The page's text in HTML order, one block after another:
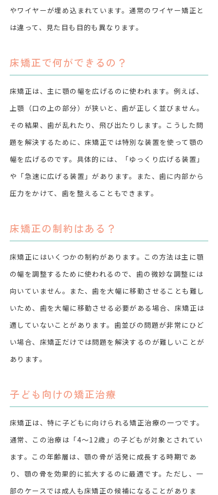
やワイヤーが埋め込まれています。通常のワイヤー矯正と
は違って、見た目も目的も異なります。
床矯正で何ができるの？
床矯正は、主に顎の幅を広げるのに使われます。例えば、
上顎（口の上の部分）が狭いと、歯が正しく並びません。
その結果、歯が乱れたり、飛び出たりします。こうした問
題を解決するために、床矯正では特別な装置を使って顎の
幅を広げるのです。具体的には、「ゆっくり広げる装置」
や「急速に広げる装置」があります。また、歯に内部から
圧力をかけて、歯を整えることもできます。
床矯正の制約はある？
床矯正にはいくつかの制約があります。この方法は主に顎
の幅を調整するために使われるので、歯の微妙な調整には
向いていません。また、歯を大幅に移動させることも難し
いため、歯を大幅に移動させる必要がある場合、床矯正は
適していないことがあります。歯並びの問題が非常にひど
い場合、床矯正だけでは問題を解決するのが難しいことが
あります。
子ども向けの矯正治療
床矯正は、特に子どもに向けられる矯正治療の一つです。
通常、この治療は「4〜12歳」の子どもが対象とされてい
ます。この年齢層は、顎の骨が活発に成長する時期であ
り、顎の骨を効果的に拡大するのに最適です。ただし、一
部のケースでは成人も床矯正の候補になることがありま